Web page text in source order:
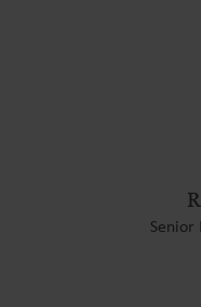
Senior